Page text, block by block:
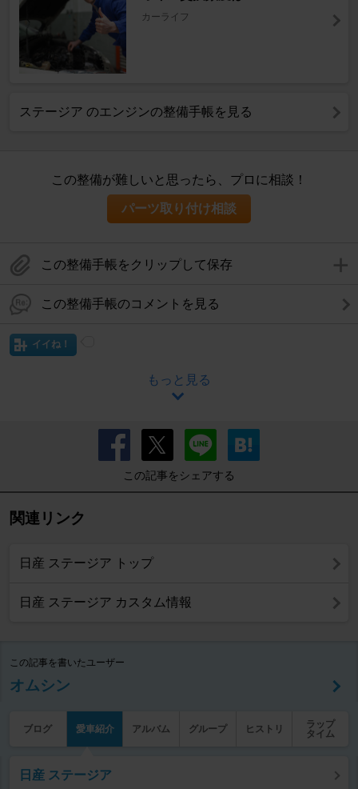
カーライフ
ステージア のエンジンの整備手帳を見る
この整備が難しいと思ったら、プロに相談！
パーツ取り付け相談
この整備手帳をクリップして保存
この整備手帳のコメントを見る
イイね！
もっと見る
この記事をシェアする
関連リンク
日産 ステージア トップ
日産 ステージア カスタム情報
この記事を書いたユーザー
オムシン
ブログ 愛車紹介 アルバム グループ ヒストリ
ラップ
タイム
日産 ステージア